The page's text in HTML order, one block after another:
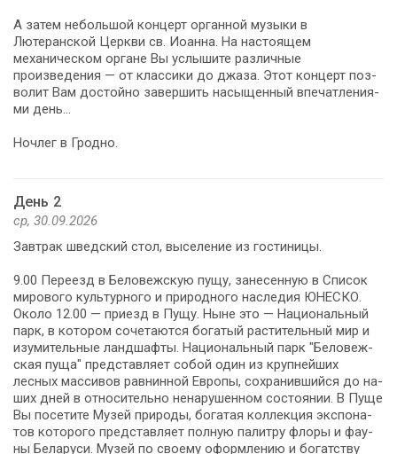
А затем не­боль­шой концерт ор­ган­ной музыки в
Лютеранской Церкви св. Иоан­на. На на­сто­я­щем
механическом органе Вы услы­ши­те раз­лич­ные
произведения — от клас­си­ки до джа­за. Этот кон­церт поз­
во­лит Вам до­стой­но завершить на­сы­щен­ный впе­чат­ле­ни­я­
ми день…
Ноч­лег в Грод­но.
День 2
ср, 30.09.2026
Зав­трак швед­ский стол, вы­се­ле­ние из го­сти­ни­цы.
9.00 Пе­ре­езд в Беловежскую пущу, за­не­сен­ную в Спи­сок
ми­ро­во­го куль­тур­но­го и при­род­но­го на­сле­дия ЮНЕСКО.
Около 12.00 — приезд в Пущу. Ныне это — На­ци­о­наль­ный
парк, в ко­то­ром со­че­та­ют­ся бо­га­тый рас­ти­тель­ный мир и
изу­ми­тель­ные ланд­шаф­ты. На­ци­о­наль­ный парк "Бе­ло­веж­
ская пу­ща" пред­став­ля­ет со­бой один из круп­ней­ших
лесных массивов равнинной Ев­ро­пы, со­хра­нив­ший­ся до на­
ших дней в от­но­си­тель­но ненарушенном состоянии. В Пу­ще
Вы по­се­ти­те Музей природы, бо­га­тая кол­лек­ция экс­по­на­
тов ко­то­ро­го пред­став­ля­ет пол­ную па­лит­ру фло­ры и фа­у­
ны Бе­ла­ру­си. Музей по сво­е­му оформлению и богатству